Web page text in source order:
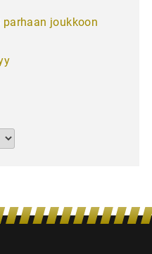
parhaan joukkoon